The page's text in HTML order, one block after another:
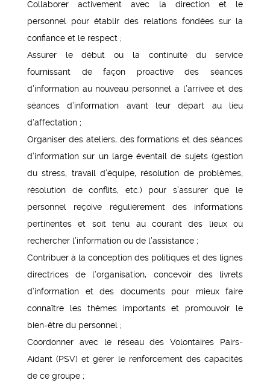
Collaborer activement avec la direction et le
personnel pour établir des relations fondées sur la
confiance et le respect ;
Assurer le début ou la continuité du service
fournissant de façon proactive des séances
d’information au nouveau personnel à l’arrivée et des
séances d’information avant leur départ au lieu
d’affectation ;
Organiser des ateliers, des formations et des séances
d’information sur un large éventail de sujets (gestion
du stress, travail d’équipe, résolution de problèmes,
résolution de conflits, etc.) pour s’assurer que le
personnel reçoive régulièrement des informations
pertinentes et soit tenu au courant des lieux où
rechercher l’information ou de l’assistance ;
Contribuer à la conception des politiques et des lignes
directrices de l’organisation, concevoir des livrets
d’information et des documents pour mieux faire
connaître les thèmes importants et promouvoir le
bien-être du personnel ;
Coordonner avec le réseau des Volontaires Pairs-
Aidant (PSV) et gérer le renforcement des capacités
de ce groupe ;